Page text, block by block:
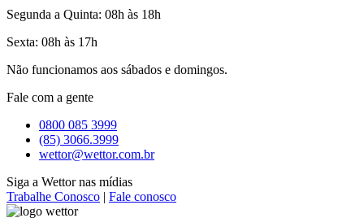
Segunda a Quinta: 08h às 18h
Sexta: 08h às 17h
Não funcionamos aos sábados e domingos.
Fale com a gente
0800 085 3999
(85) 3066.3999
wettor@wettor.com.br
Siga a Wettor nas mídias
Trabalhe Conosco | Fale conosco